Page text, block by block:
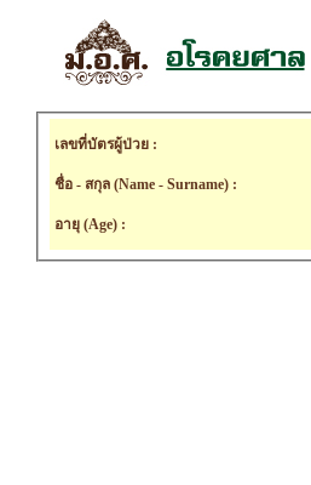
เลขที่บัตรผู้ป่วย :
ชื่อ - สกุล (Name - Surname) :
อายุ (Age) :